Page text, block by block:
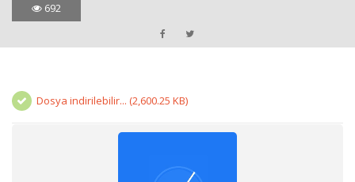
692
Dosya indirilebilir... (2,600.25 KB)